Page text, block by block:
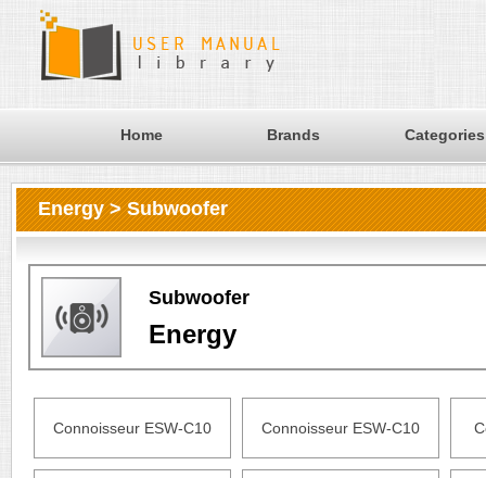
Home Brands Categories
Energy > Subwoofer
Subwoofer
Energy
Connoisseur ESW-C10 Connoisseur ESW-C10